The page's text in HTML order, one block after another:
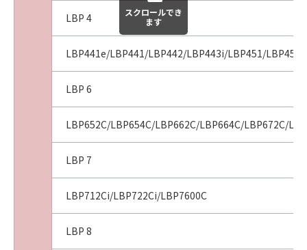
LBP 4
LBP441e/LBP441/LBP442/LBP443i/LBP451/
LBP 6
LBP652C/LBP654C/LBP662C/LBP664C/LBP672C/
LBP 7
LBP712Ci/LBP722Ci/LBP7600C
LBP 8
スクロールでき
ます